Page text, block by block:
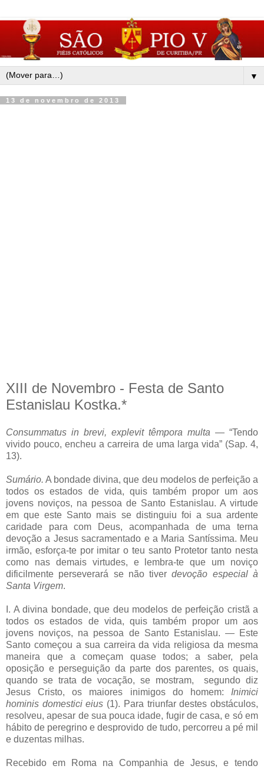
▼
13 de novembro de 2013
XIII de Novembro - Festa de Santo
Estanislau Kostka.*
Consummatus in brevi, explevit têmpora multa — “Tendo
vivido pouco, encheu a carreira de uma larga vida” (Sap. 4,
13).
Sumário. A bondade divina, que deu modelos de perfeição a
todos os estados de vida, quis também propor um aos
jovens noviços, na pessoa de Santo Estanislau. A virtude
em que este Santo mais se distinguiu foi a sua ardente
caridade para com Deus, acompanhada de uma terna
devoção a Jesus sacramentado e a Maria Santíssima. Meu
irmão, esforça-te por imitar o teu santo Protetor tanto nesta
como nas demais virtudes, e lembra-te que um noviço
dificilmente perseverará se não tiverdevoção especial à
Santa Virgem.
I. A divina bondade, que deu modelos de perfeição cristã a
todos os estados de vida, quis também propor um aos
jovens noviços, na pessoa de Santo Estanislau. — Este
Santo começou a sua carreira da vida religiosa da mesma
maneira que a começam quase todos; a saber, pela
oposição e perseguição da parte dos parentes, os quais,
quando se trata de vocação, se mostram, segundo diz
Jesus Cristo, os maiores inimigos do homem: Inimici
hominis domestici eius (1). Para triunfar destes obstáculos,
resolveu, apesar de sua pouca idade, fugir de casa, e só em
hábito de peregrino e desprovido de tudo, percorreu a pé mil
e duzentas milhas.
Recebido em Roma na Companhia de Jesus, e tendo